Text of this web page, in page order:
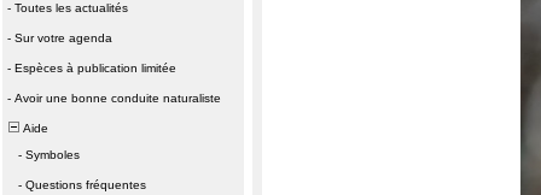
- Toutes les actualités
- Sur votre agenda
- Espèces à publication limitée
- Avoir une bonne conduite naturaliste
Aide
- Symboles
- Questions fréquentes